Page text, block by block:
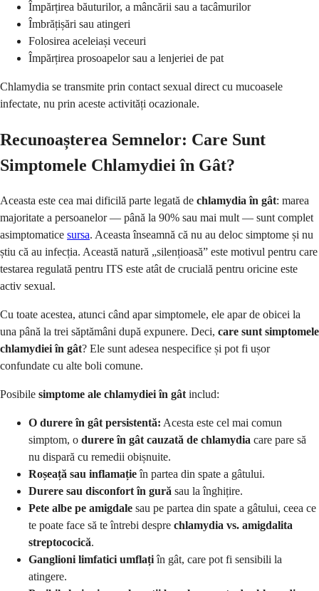
Împărțirea băuturilor, a mâncării sau a tacâmurilor
Îmbrățișări sau atingeri
Folosirea aceleiași veceuri
Împărțirea prosoapelor sau a lenjeriei de pat
Chlamydia se transmite prin contact sexual direct cu mucoasele
infectate, nu prin aceste activități ocazionale.
Recunoașterea Semnelor: Care Sunt
Simptomele Chlamydiei în Gât?
Aceasta este cea mai dificilă parte legată de chlamydia în gât: marea
majoritate a persoanelor — până la 90% sau mai mult — sunt complet
asimptomatice sursa. Aceasta înseamnă că nu au deloc simptome și nu
știu că au infecția. Această natură „silențioasă” este motivul pentru care
testarea regulată pentru ITS este atât de crucială pentru oricine este
activ sexual.
Cu toate acestea, atunci când apar simptomele, ele apar de obicei la
una până la trei săptămâni după expunere. Deci, care sunt simptomele
chlamydiei în gât? Ele sunt adesea nespecifice și pot fi ușor
confundate cu alte boli comune.
Posibile simptome ale chlamydiei în gât includ:
O durere în gât persistentă: Acesta este cel mai comun
simptom, o durere în gât cauzată de chlamydia care pare să
nu dispară cu remedii obișnuite.
Roșeață sau inflamațieîn partea din spate a gâtului.
Durere sau disconfort în gură sau la înghițire.
Pete albe pe amigdale sau pe partea din spate a gâtului, ceea ce
te poate face să te întrebi despre chlamydia vs. amigdalita
streptococică.
Ganglioni limfatici umflațiîn gât, care pot fi sensibili la
atingere.